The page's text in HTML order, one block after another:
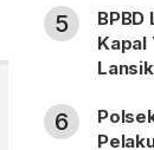
5
Kapal
6